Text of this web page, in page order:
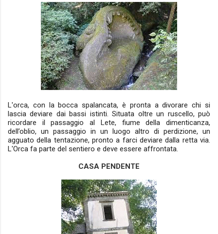
L'orca, con la bocca spalancata, è pronta a divorare chi si
lascia deviare dai bassi istinti. Situata oltre un ruscello, può
ricordare il passaggio al Lete, fiume della dimenticanza,
dell’oblio, un passaggio in un luogo altro di perdizione, un
agguato della tentazione, pronto a farci deviare dalla retta via.
L'Orca fa parte del sentiero e deve essere affrontata.
CASA PENDENTE